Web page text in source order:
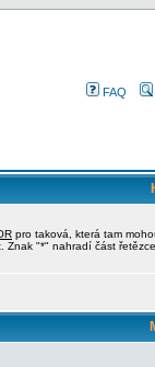
FAQ
pro taková, která tam
Znak "*" nahradí část